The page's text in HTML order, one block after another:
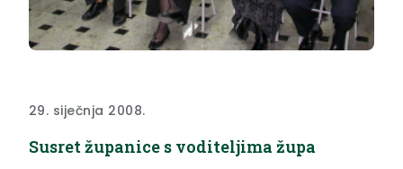
29. siječnja 2008.
Susret županice s voditeljima župa